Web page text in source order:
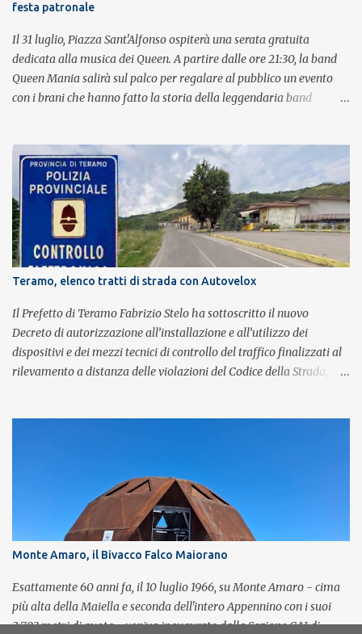
festa patronale
Il 31 luglio, Piazza Sant'Alfonso ospiterà una serata gratuita
dedicata alla musica dei Queen. A partire dalle ore 21:30, la band
Queen Mania salirà sul palco per regalare al pubblico un evento
con i brani che hanno fatto la storia della leggendaria band
con grande successo la passione e l'energia del celebre gruppo. Lo
spettacolo si inserisce nell'ambito dei festeggiamenti in onore di
Sant'Alfonso, il santo patrono della città. La formazione sul palco è
composta da Simone Fortuna alla batteria e voce, Fabrizio
Palermo al basso e voce, Tiziano Giampieri alla chitarra e voce, e
Salvo Vinci alla voce. Salvo Vinci è la voce scelta direttamente da
Brian May e Roger Taylor per il musical We Will Rock You.
Teramo, elenco tratti di strada con Autovelox
Il Prefetto di Teramo Fabrizio Stelo ha sottoscritto il nuovo
Decreto di autorizzazione all’installazione e all’utilizzo dei
dispositivi e dei mezzi tecnici di controllo del traffico finalizzati al
rilevamento a distanza delle violazioni del Codice della Strada,
del C.d.S., in particolare del superamento dei limiti di velocità. Il
provvedimento, spiega il Prefetto, è stato emanato a seguito del
completamento dell’istruttoria da parte della Polizia Stradale di
Teramo, integrando il precedente con i tratti stradali per i quali è
stato dato parere tecnico positivo. Con l’occasione, inoltre, si è
proceduto all’esame delle istanze di rettifica e/o revisione p...
Monte Amaro, il Bivacco Falco Maiorano
Esattamente 60 anni fa, il 10 luglio 1966, su Monte Amaro - cima
più alta della Maiella e seconda dell'intero Appennino con i suoi
2.793 metri di quota - veniva inaugurato dalla Sezione CAI di